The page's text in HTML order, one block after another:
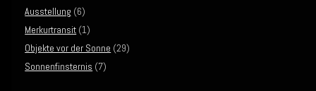
Ausstellung (6)
Merkurtransit (1)
Objekte vor der Sonne (29)
Sonnenfinsternis (7)